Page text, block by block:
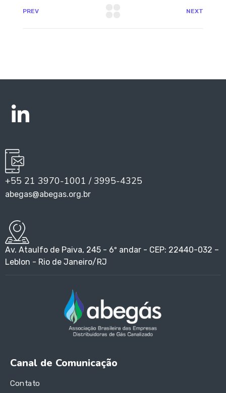
PREV NEXT
+55 21 3970-1001 / 3995-4325
abegas@abegas.org.br
Av. Ataulfo de Paiva, 245 - 6º andar - CEP: 22440-032 –
Leblon - Rio de Janeiro/RJ
Canal de Comunicação
Contato